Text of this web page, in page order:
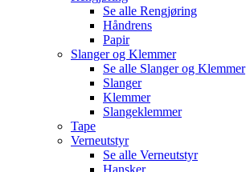
Se alle Rengjøring
Håndrens
Papir
Slanger og Klemmer
Se alle Slanger og Klemmer
Slanger
Klemmer
Slangeklemmer
Tape
Verneutstyr
Se alle Verneutstyr
Hansker